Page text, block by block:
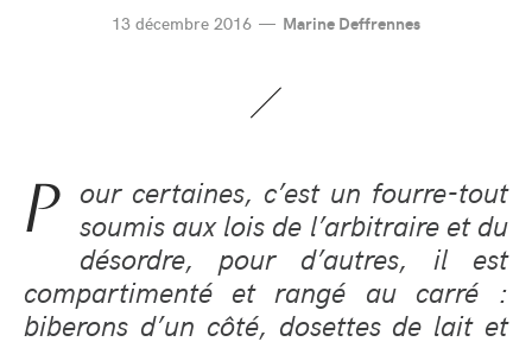
13 décembre 2016 Marine Deffrennes
P our certaines, c’est un fourre-tout
soumis aux lois de l’arbitraire et du
désordre, pour d’autres, il est
compartimenté et rangé au carré :
biberons d’un côté, dosettes de lait et